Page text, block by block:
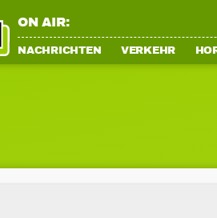
ON AIR:
NACHRICHTEN VERKEHR